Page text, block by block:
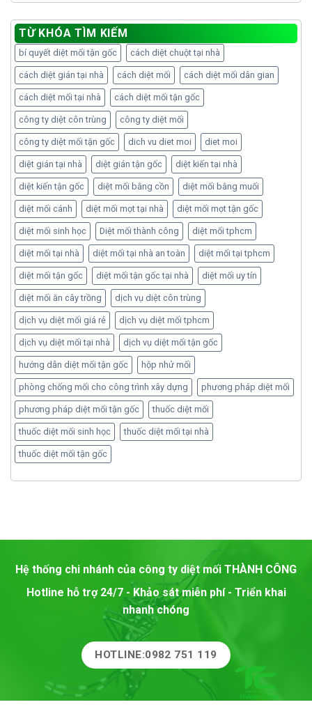
TỪ KHÓA TÌM KIẾM
bí quyết diệt mối tận gốc cách diệt chuột tại nhà
cách diệt gián tại nhà cách diệt mối cách diệt mối dân gian
cách diệt mối tại nhà cách diệt mối tận gốc
công ty diệt côn trùng công ty diệt mối
công ty diệt mối tận gốc dich vu diet moi diet moi
diệt gián tại nhà diệt gián tận gốc diệt kiến tại nhà
diệt kiến tận gốc diệt mối bằng cồn diệt mối bằng muối
diệt mối cánh diệt mối mọt tại nhà diệt mối mọt tận gốc
diệt mối sinh học Diệt mối thành công diệt mối tphcm
diệt mối tại nhà diệt mối tại nhà an toàn diệt mối tại tphcm
diệt mối tận gốc diệt mối tận gốc tại nhà diệt mối uy tín
diệt mối ăn cây trồng dịch vụ diệt côn trùng
dịch vụ diệt mối giá rẻ dịch vụ diệt mối tphcm
dịch vụ diệt mối tại nhà dịch vụ diệt mối tận gốc
hướng dẫn diệt mối tận gốc hộp nhử mối
phòng chống mối cho công trình xây dựng phương pháp diệt mối
phương pháp diệt mối tận gốc thuốc diệt mối
thuốc diệt mối sinh học thuốc diệt mối tại nhà
thuốc diệt mối tận gốc
Hệ thống chi nhánh của công ty diệt mối THÀNH CÔNG
Hotline hỗ trợ 24/7 - Khảo sát miễn phí - Triển khai
nhanh chóng
HOTLINE:0982 751 119